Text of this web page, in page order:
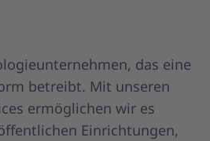
das eine
betreibt. Mit unseren
ermöglichen wir es
Einrichtungen,